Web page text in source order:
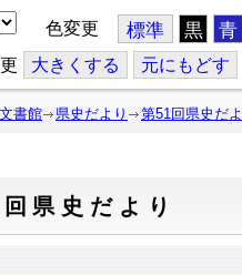
色変更 標準 黒 青
大きくする 元にもどす
書館 県史だより 第51回県史だ
県史だより